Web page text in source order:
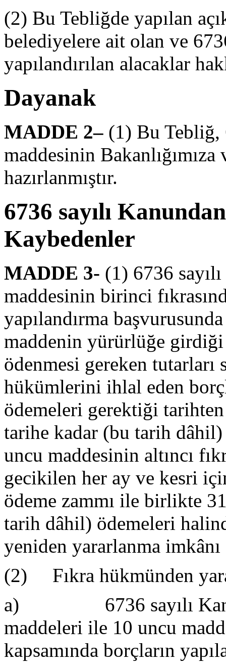
(2) Bu Tebliğde yapılan
belediyelere ait olan ve
yapılandırılan alacaklar
Dayanak
MADDE 2– (1) Bu Tebliğ,
maddesinin
hazırlanmıştır.
6736 sayılı
Kaybedenler
MADDE 3- (1) 6736
maddesinin birinci
yapılandırma
maddenin yürürlüğe
ödenmesi gereken
hükümlerini ihlal eden
ödemeleri gerektiği
tarihe kadar (bu tarih
uncu maddesinin altıncı
gecikilen her ay ve kesri
ödeme zammı ile birlikte
tarih dâhil) ödemeleri
yeniden yararlanma imkânı
(2) Fıkra hükmünden
a) 6736 sayılı
maddeleri ile 10 uncu
kapsamında borçların